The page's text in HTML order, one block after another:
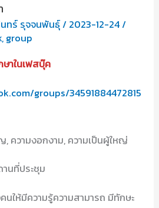
ทร์ รุจจนพันธุ์/ 2023-12-24/
, group
าในเฟสบุ๊ค
groups/34591884472815
, ความงอกงาม, ความเป็นผู้ใหญ่
นที่ประชุม
นให้มีความรู้ความสามารถ มีทักษะ